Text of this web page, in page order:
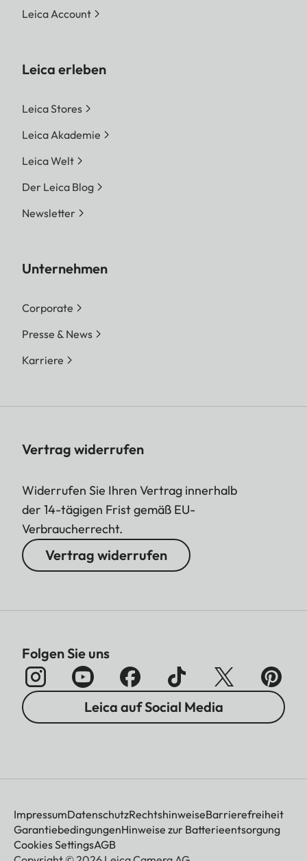
Leica Account
Leica erleben
Leica Stores
Leica Akademie
Leica Welt
Der Leica Blog
Newsletter
Unternehmen
Corporate
Presse & News
Karriere
Vertrag widerrufen
Widerrufen Sie Ihren Vertrag innerhalb
der 14-tägigen Frist gemäß EU-
Verbraucherrecht.
Vertrag widerrufen
Folgen Sie uns
Leica auf Social Media
ImpressumDatenschutzRechtshinweiseBarrierefreiheit
GarantiebedingungenHinweise zur Batterieentsorgung
Cookies SettingsAGB